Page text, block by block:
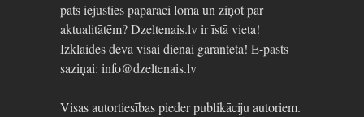
pats iejusties paparaci lomā un ziņot par
aktualitātēm? Dzeltenais.lv ir īstā vieta!
Izklaides deva visai dienai garantēta! E-pasts
saziņai: info@dzeltenais.lv
Visas autortiesības pieder publikāciju autoriem.